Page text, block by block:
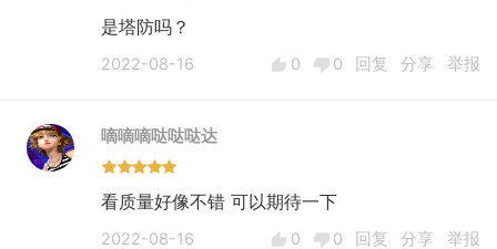
是塔防吗？
2022-08-16 0 0 回复 分享 举报
嘀嘀嘀哒哒哒达
看质量好像不错 可以期待一下
2022-08-16 0 0 回复 分享 举报